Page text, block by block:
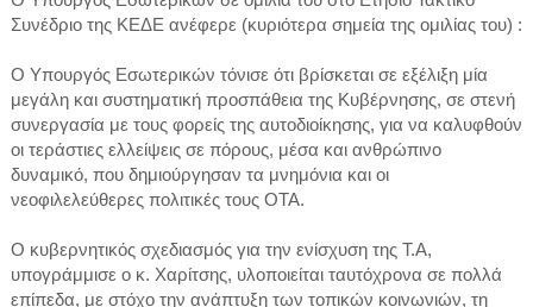
Συνέδριο της ΚΕΔΕ ανέφερε (κυριότερα σημεία της ομιλίας του) :
Ο Υπουργός Εσωτερικών τόνισε ότι βρίσκεται σε εξέλιξη μία
μεγάλη και συστηματική προσπάθεια της Κυβέρνησης, σε στενή
συνεργασία με τους φορείς της αυτοδιοίκησης, για να καλυφθούν
οι τεράστιες ελλείψεις σε πόρους, μέσα και ανθρώπινο
δυναμικό, που δημιούργησαν τα μνημόνια και οι
νεοφιλελεύθερες πολιτικές τους ΟΤΑ.
Ο κυβερνητικός σχεδιασμός για την ενίσχυση της Τ.Α,
υπογράμμισε ο κ. Χαρίτσης, υλοποιείται ταυτόχρονα σε πολλά
επίπεδα, με στόχο την ανάπτυξη των τοπικών κοινωνιών, τη